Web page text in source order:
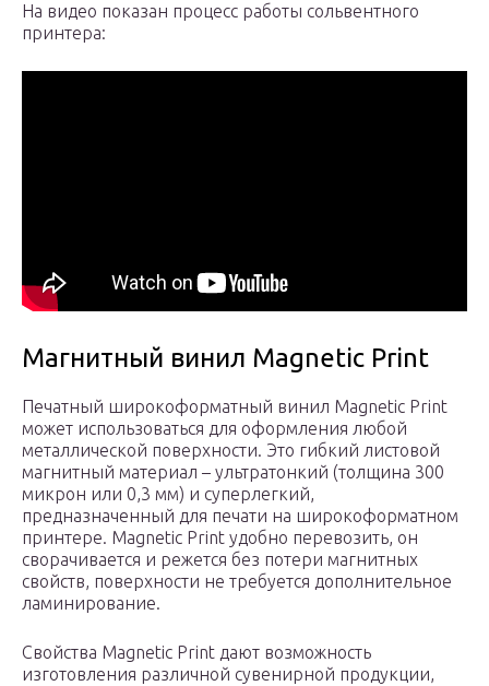
На видео показан процесс работы сольвентного
принтера:
Магнитный винил Magnetic Print
Печатный широкоформатный винил Magnetic Print
может использоваться для оформления любой
металлической поверхности. Это гибкий листовой
магнитный материал – ультратонкий (толщина 300
микрон или 0,3 мм) и суперлегкий,
предназначенный для печати на широкоформатном
принтере. Magnetic Print удобно перевозить, он
сворачивается и режется без потери магнитных
свойств, поверхности не требуется дополнительное
ламинирование.
Свойства Magnetic Print дают возможность
изготовления различной сувенирной продукции,